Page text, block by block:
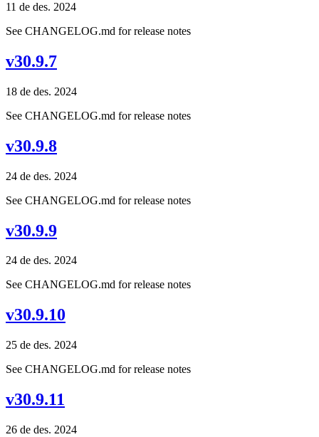
11 de des. 2024
See CHANGELOG.md for release notes
v30.9.7
18 de des. 2024
See CHANGELOG.md for release notes
v30.9.8
24 de des. 2024
See CHANGELOG.md for release notes
v30.9.9
24 de des. 2024
See CHANGELOG.md for release notes
v30.9.10
25 de des. 2024
See CHANGELOG.md for release notes
v30.9.11
26 de des. 2024